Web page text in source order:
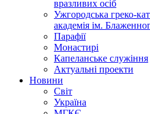
вразливих осіб
Ужгородська греко-
академія ім.
Парафії
Монастирі
Капеланське служіння
Актуальні проекти
Новини
Світ
Україна